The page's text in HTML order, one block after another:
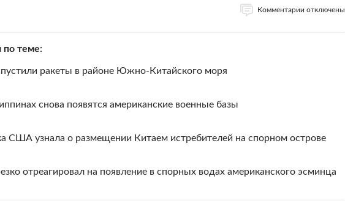
Комментарии отключены
теме
ракеты в районе Южно-Китайского моря
снова появятся американские военные базы
США узнала о размещении Китаем истребителей на спорном острове
отреагировал на появление в спорных водах американского эсминца